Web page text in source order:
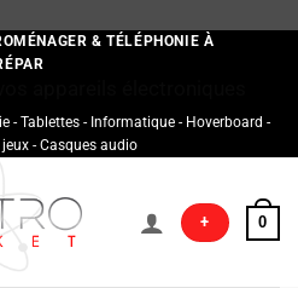
& TÉLÉPHONIE À
- Tablettes - Informatique - Hoverboard -
- Casques audio
+ 0